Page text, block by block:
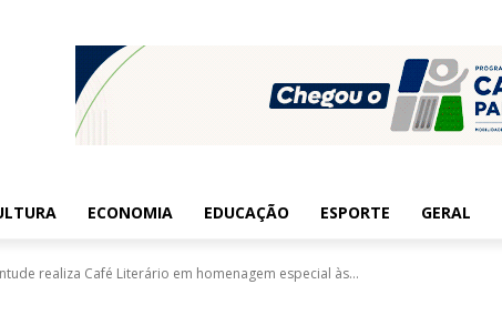
ECONOMIA EDUCAÇÃO ESPORTE GERAL
realiza Café Literário em homenagem especial às...